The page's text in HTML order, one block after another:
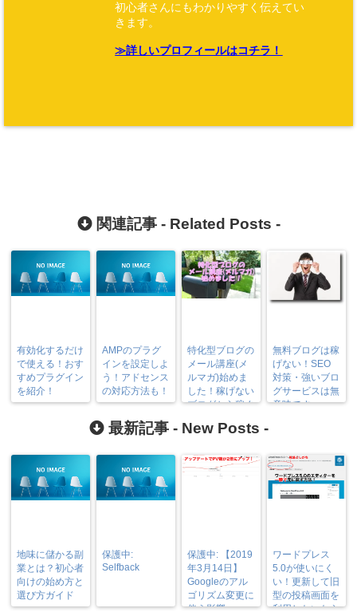
初心者さんにもわかりやすく伝えてい
きます。
≫詳しいプロフィールはコチラ！
関連記事 - Related Posts -
有効化するだけ
で使える！おす
すめプラグイン
を紹介！
AMPのプラグ
インを設定しよ
う！アドセンス
の対応方法も！
特化型ブログの
メール講座(メ
ルマガ)始めま
した！稼げない
ブログから稼ぐ
無料ブログは稼
げない！SEO
対策・強いブロ
グサービスは無
意味です
最新記事 - New Posts -
地味に儲かる副
業とは？初心者
向けの始め方と
選び方ガイド
保護中:
Selfback
保護中: 【2019
年3月14日】
Googleのアル
ゴリズム変更に
伴う影響
ワードプレス
5.0が使いにく
い！更新して旧
型の投稿画面を
利用したいなら